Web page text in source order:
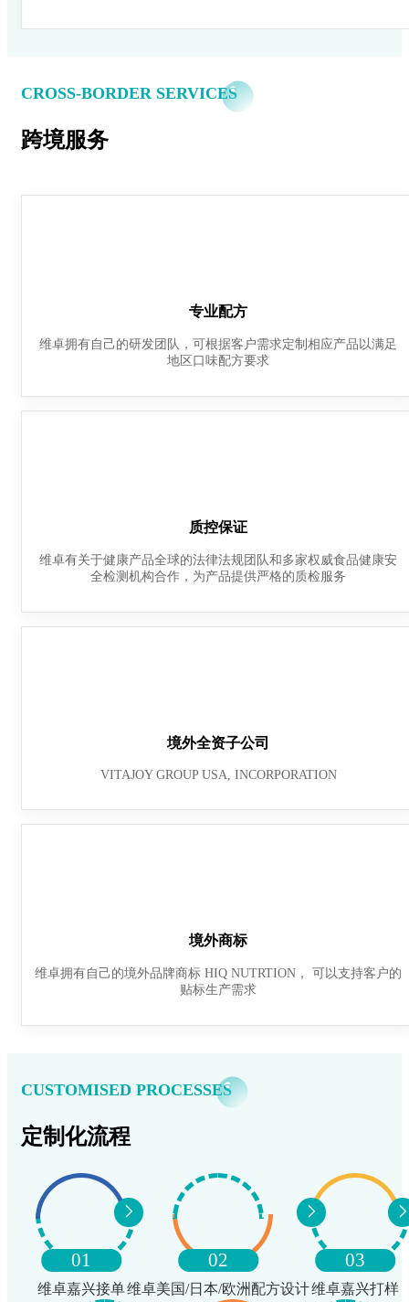
CROSS-BORDER SERVICES
跨境服务
专业配方
维卓拥有自己的研发团队，可根据客户需求定制相应产品以满足
地区口味配方要求
质控保证
维卓有关于健康产品全球的法律法规团队和多家权威食品健康安
全检测机构合作，为产品提供严格的质检服务
境外全资子公司
VITAJOY GROUP USA, INCORPORATION
境外商标
维卓拥有自己的境外品牌商标 HIQ NUTRTION， 可以支持客户的
贴标生产需求
CUSTOMISED PROCESSES
定制化流程
01
维卓嘉兴接单
02
维卓美国/日本/欧洲配方设计
03
维卓嘉兴打样